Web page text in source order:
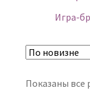
Игра-
Показаны все